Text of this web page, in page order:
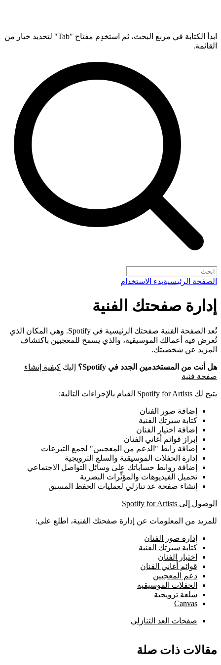
ابدأ الكتابة في مربع البحث، ثم استخدِم مفتاح "Tab" لتحديد خيار من
القائمة.
الصفحة الرئيسيةبدء الاستخدام
إدارة صفحتك الفنية
تُعد الصفحة الفنية صفحتك الرئيسية في Spotify. وهي المكان الذي
تُعرض فيه أعمالك الموسيقية، والذي يسمح للمعجبين باكتشاف
المزيد عن شخصيتك.
هل أنت من المستخدمين الجدد في Spotify؟ إليك كيفية إنشاء
صفحة فنية
يتيح لك Spotify for Artists القيام بالإجراءات التالية:
إضافة صور الفنان
كتابة سيرتك الفنية
إضافة اختيار الفنان
إبراز قوائم أغاني الفنان
إضافة رابط "الدعم من المعجبين" لجمع التبرعات
إدارة الحفلات الموسيقية والسلع الترويجية
إضافة روابط حساباتك على وسائل التواصل الاجتماعي
تحميل الفيديوهات والمؤثِّرات البصرية
إنشاء صفحة عد تنازلي لعمليات الحفظ المسبق
الوصول إلى Spotify for Artists
للمزيد من المعلومات عن إدارة صفحتك الفنية، اطلع على:
إدارة صور الفنان
كتابة سيرتك الفنية
اختيار الفنان
قوائم أغاني الفنان
دعم المعجبين
الحفلات الموسيقية
سلعة ترويجية
Canvas
صفحات العد التنازلي
مقالات ذات صلة